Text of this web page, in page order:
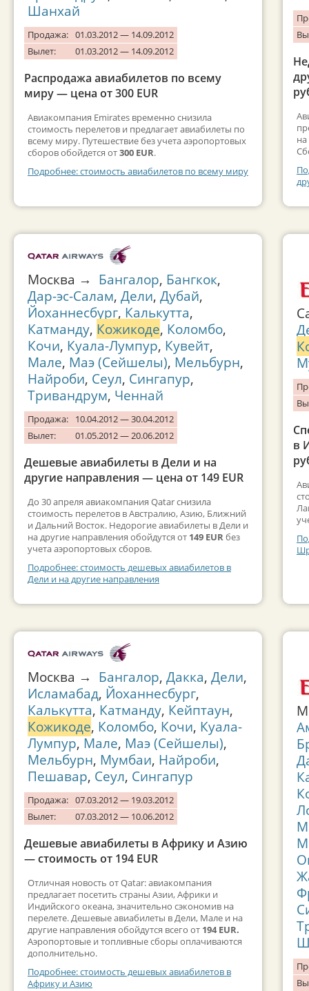
Шанхай
Продажа: 01.03.2012 — 14.09.2012
Вылет:
01.03.2012 — 14.09.2012
Распродажа авиабилетов по всему
миру — цена от 300 EUR
Авиакомпания Emirates временно снизила
стоимость перелетов и предлагает авиабилеты по
всему миру. Путешествие без учета аэропортовых
сборов обойдется от300 EUR.
Подробнее: стоимость авиабилетов по всему миру
Москва → Бангалор, Бангкок,
Дар-эс-Салам, Дели, Дубай,
Йоханнесбург, Калькутта,
Катманду, Кожикоде, Коломбо,
Кочи, Куала-Лумпур, Кувейт,
Мале, Маэ (Сейшелы), Мельбурн,
Найроби, Сеул, Сингапур,
Тривандрум, Ченнай
Продажа:
10.04.2012 — 30.04.2012
Вылет:
01.05.2012 — 20.06.2012
Дешевые авиабилеты в Дели и на
другие направления — цена от 149 EUR
До 30 апреля авиакомпания Qatar снизила
стоимость перелетов в Австралию, Азию, Ближний
и Дальний Восток. Недорогие авиабилеты в Дели и
на другие направления обойдутся от 149 EURбез
учета аэропортовых сборов.
Подробнее: стоимость дешевых авиабилетов в
Дели и на другие направления
Москва → Бангалор, Дакка, Дели,
Исламабад, Йоханнесбург,
Калькутта, Катманду, Кейптаун,
Кожикоде, Коломбо, Кочи, Куала-
Лумпур, Мале, Маэ (Сейшелы),
Мельбурн, Мумбаи, Найроби,
Пешавар, Сеул, Сингапур
Продажа: 07.03.2012 — 19.03.2012
Вылет:
07.03.2012 — 10.06.2012
Дешевые авиабилеты в Африку и Азию
— стоимость от 194 EUR
Отличная новость от Qatar: авиакомпания
предлагает посетить страны Азии, Африки и
Индийского океана, значительно сэкономив на
перелете. Дешевые авиабилеты в Дели, Мале и на
другие направления обойдутся всего от 194 EUR.
Аэропортовые и топливные сборы оплачиваются
дополнительно.
Подробнее: стоимость дешевых авиабилетов в
Африку и Азию
в